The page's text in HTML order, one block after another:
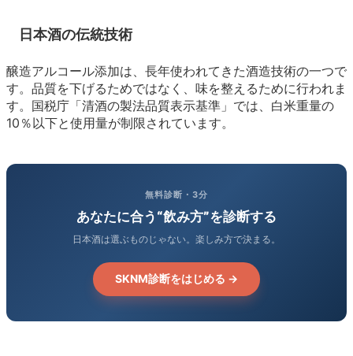
日本酒の伝統技術
醸造アルコール添加は、長年使われてきた酒造技術の一つで
す。品質を下げるためではなく、味を整えるために行われま
す。国税庁「清酒の製法品質表示基準」では、白米重量の
10％以下と使用量が制限されています。
無料診断・3分
あなたに合う“飲み方”を診断する
日本酒は選ぶものじゃない。楽しみ方で決まる。
SKNM診断をはじめる →